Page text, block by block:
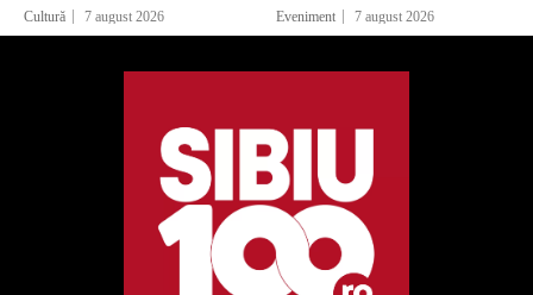
Cultură 7 august 2026 Eveniment 7 august 2026